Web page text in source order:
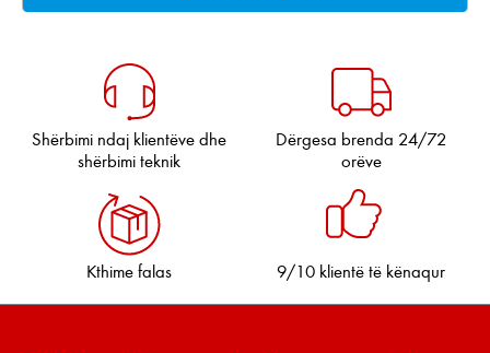
Shërbimi ndaj klientëve dhe
shërbimi teknik
Dërgesa brenda 24/72
orëve
Kthime falas 9/10 klientë të kënaqur